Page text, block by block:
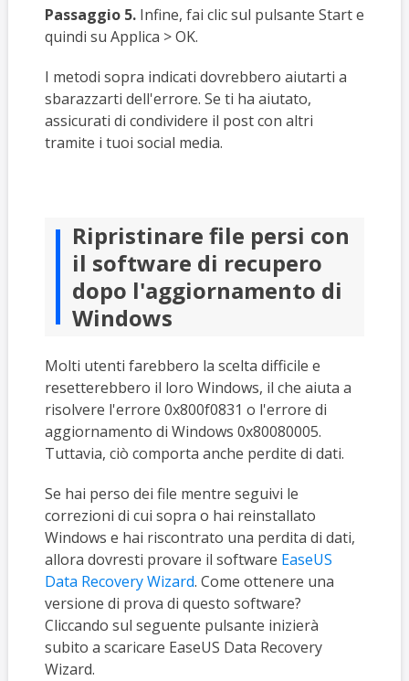
Passaggio 5.Infine, fai clic sul pulsante Start e
quindi su Applica > OK.
I metodi sopra indicati dovrebbero aiutarti a
sbarazzarti dell'errore. Se ti ha aiutato,
assicurati di condividere il post con altri
tramite i tuoi social media.
Ripristinare file persi con
il software di recupero
dopo l'aggiornamento di
Windows
Molti utenti farebbero la scelta difficile e
resetterebbero il loro Windows, il che aiuta a
risolvere l'errore 0x800f0831 o l'errore di
aggiornamento di Windows 0x80080005.
Tuttavia, ciò comporta anche perdite di dati.
Se hai perso dei file mentre seguivi le
correzioni di cui sopra o hai reinstallato
Windows e hai riscontrato una perdita di dati,
allora dovresti provare il software EaseUS
Data Recovery Wizard. Come ottenere una
versione di prova di questo software?
Cliccando sul seguente pulsante inizierà
subito a scaricare EaseUS Data Recovery
Wizard.